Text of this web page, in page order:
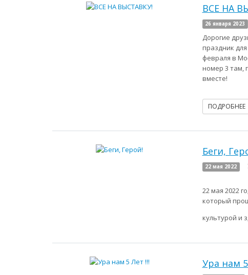
ВСЕ НА
26 января 2023
Дорогие
праздник
февраля в
номер 3 там,
вместе!
ПОДРОБНЕЕ
Беги,
22 мая 2022
22 мая 2022
который
культурой и
Ура нам